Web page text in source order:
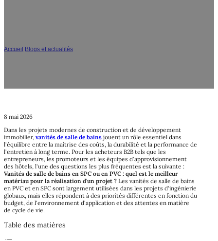
Accueil Blogs et actualités
8 mai 2026
Dans les projets modernes de construction et de développement
immobilier, vanités de salle de bains jouent un rôle essentiel dans
l'équilibre entre la maîtrise des coûts, la durabilité et la performance de
l'entretien à long terme. Pour les acheteurs B2B tels que les
entrepreneurs, les promoteurs et les équipes d'approvisionnement
des hôtels, l'une des questions les plus fréquentes est la suivante :
Vanités de salle de bains en SPC ou en PVC : quel est le meilleur
matériau pour la réalisation d'un projet ? Les vanités de salle de bains
en PVC et en SPC sont largement utilisées dans les projets d'ingénierie
globaux, mais elles répondent à des priorités différentes en fonction du
budget, de l'environnement d'application et des attentes en matière
de cycle de vie.
Table des matières